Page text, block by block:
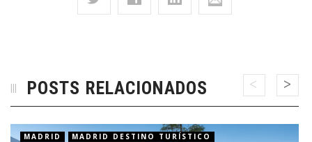
POSTS RELACIONADOS
MADRID
MADRID DESTINO TURÍSTICO